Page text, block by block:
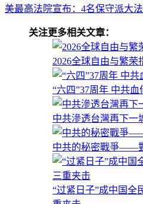
美最高法院宣布：4名保守派大
关注更多相关文章：
2026全球自由与繁荣
“六四”37周年 中共血
中共滲透台灣再下一
中共的秘密戰爭——
“过紧日子”成中国全